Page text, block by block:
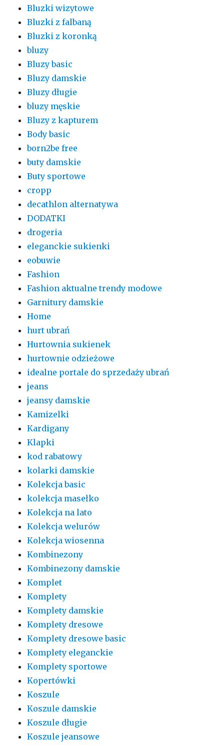
Bluzki wizytowe
Bluzki z falbaną
Bluzki z koronką
bluzy
Bluzy basic
Bluzy damskie
Bluzy długie
bluzy męskie
Bluzy z kapturem
Body basic
born2be free
buty damskie
Buty sportowe
cropp
decathlon alternatywa
DODATKI
drogeria
eleganckie sukienki
eobuwie
Fashion
Fashion aktualne trendy modowe
Garnitury damskie
Home
hurt ubrań
Hurtownia sukienek
hurtownie odzieżowe
idealne portale do sprzedaży ubrań
jeans
jeansy damskie
Kamizelki
Kardigany
Klapki
kod rabatowy
kolarki damskie
Kolekcja basic
kolekcja masełko
Kolekcja na lato
Kolekcja welurów
Kolekcja wiosenna
Kombinezony
Kombinezony damskie
Komplet
Komplety
Komplety damskie
Komplety dresowe
Komplety dresowe basic
Komplety eleganckie
Komplety sportowe
Kopertówki
Koszule
Koszule damskie
Koszule długie
Koszule jeansowe